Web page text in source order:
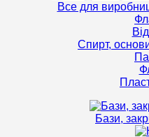
Все для
Спирт,
Бази,